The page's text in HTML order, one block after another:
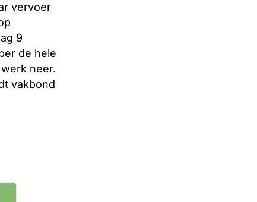
vervoer
9
de hele
neer.
vakbond